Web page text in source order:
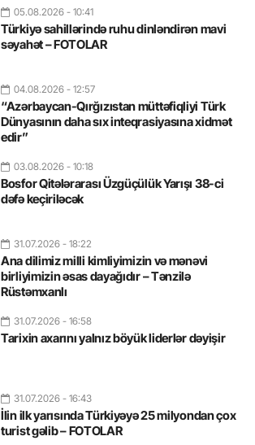
05.08.2026 - 10:41
Türkiyə sahillərində ruhu dinləndirən mavi
səyahət – FOTOLAR
04.08.2026 - 12:57
“Azərbaycan-Qırğızıstan müttəfiqliyi Türk
Dünyasının daha sıx inteqrasiyasına xidmət
edir”
03.08.2026 - 10:18
Bosfor Qitələrarası Üzgüçülük Yarışı 38-ci
dəfə keçiriləcək
31.07.2026 - 18:22
Ana dilimiz milli kimliyimizin və mənəvi
birliyimizin əsas dayağıdır – Tənzilə
Rüstəmxanlı
31.07.2026 - 16:58
Tarixin axarını yalnız böyük liderlər dəyişir
31.07.2026 - 16:43
İlin ilk yarısında Türkiyəyə 25 milyondan çox
turist gəlib – FOTOLAR